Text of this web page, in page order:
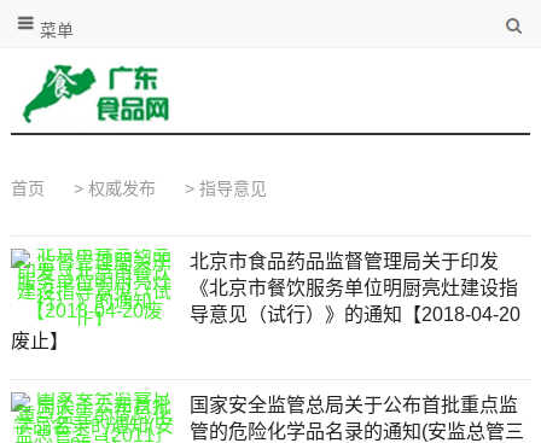
菜单
首页 > 权威发布 > 指导意见
北京市食品药品监督管理局关于印发
《北京市餐饮服务单位明厨亮灶建设指
导意见（试行）》的通知【2018-04-20
废止】
国家安全监管总局关于公布首批重点监
管的危险化学品名录的通知(安监总管三